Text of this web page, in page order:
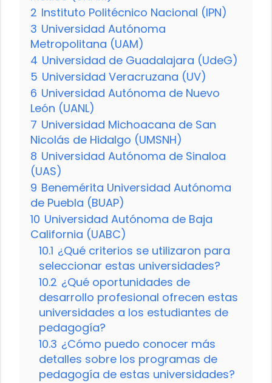
2 Instituto Politécnico Nacional (IPN)
3 Universidad Autónoma
Metropolitana (UAM)
4 Universidad de Guadalajara (UdeG)
5 Universidad Veracruzana (UV)
6 Universidad Autónoma de Nuevo
León (UANL)
7 Universidad Michoacana de San
Nicolás de Hidalgo (UMSNH)
8 Universidad Autónoma de Sinaloa
(UAS)
9 Benemérita Universidad Autónoma
de Puebla (BUAP)
10 Universidad Autónoma de Baja
California (UABC)
10.1 ¿Qué criterios se utilizaron para
seleccionar estas universidades?
10.2 ¿Qué oportunidades de
desarrollo profesional ofrecen estas
universidades a los estudiantes de
pedagogía?
10.3 ¿Cómo puedo conocer más
detalles sobre los programas de
pedagogía de estas universidades?